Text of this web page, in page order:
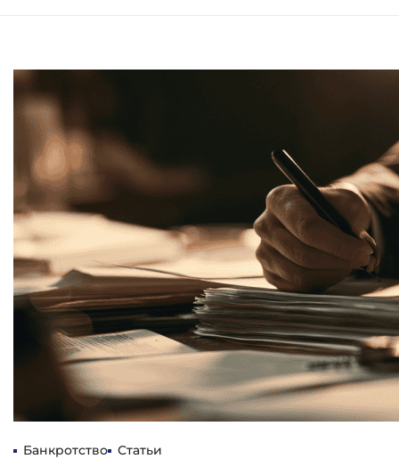
Банкротство Статьи